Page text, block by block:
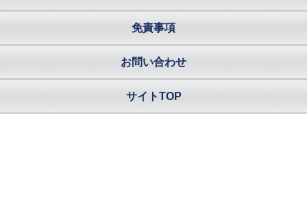
免責事項
お問い合わせ
サイトTOP